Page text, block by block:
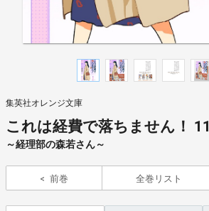
集英社オレンジ文庫
これは経費で落ちません！ 11
～経理部の森若さん～
前巻 全巻リスト